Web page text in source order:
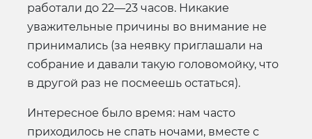
работали до 22—23 часов. Никакие
уважительные причины во внимание не
принимались (за неявку приглашали на
собрание и давали такую головомойку, что
в другой раз не посмеешь остаться).
Интересное было время: нам часто
приходилось не спать ночами, вместе с